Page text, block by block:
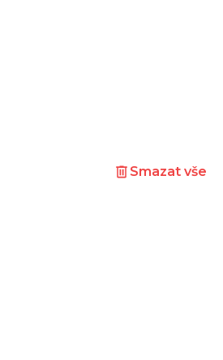
Smazat vše